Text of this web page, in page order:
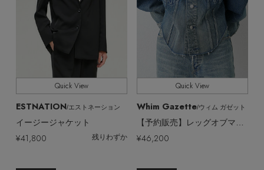
Quick View
Whim Gazette/ウィム ガゼット
¥46,200
Quick View
ESTNATION/エストネーション
イージージャケット
¥41,800 残りわずか